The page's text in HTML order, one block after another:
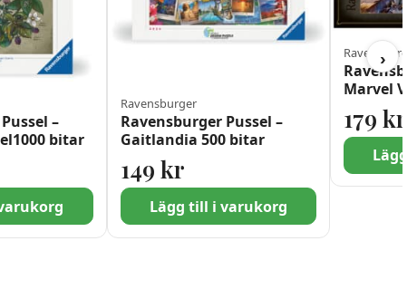
–
bitar
Ravensburger
Ravensburger Pussel –
Gaitlandia 500 bitar
149 kr
Lägg till i varukorg
Marvel
–
179 kr
Lägg
›